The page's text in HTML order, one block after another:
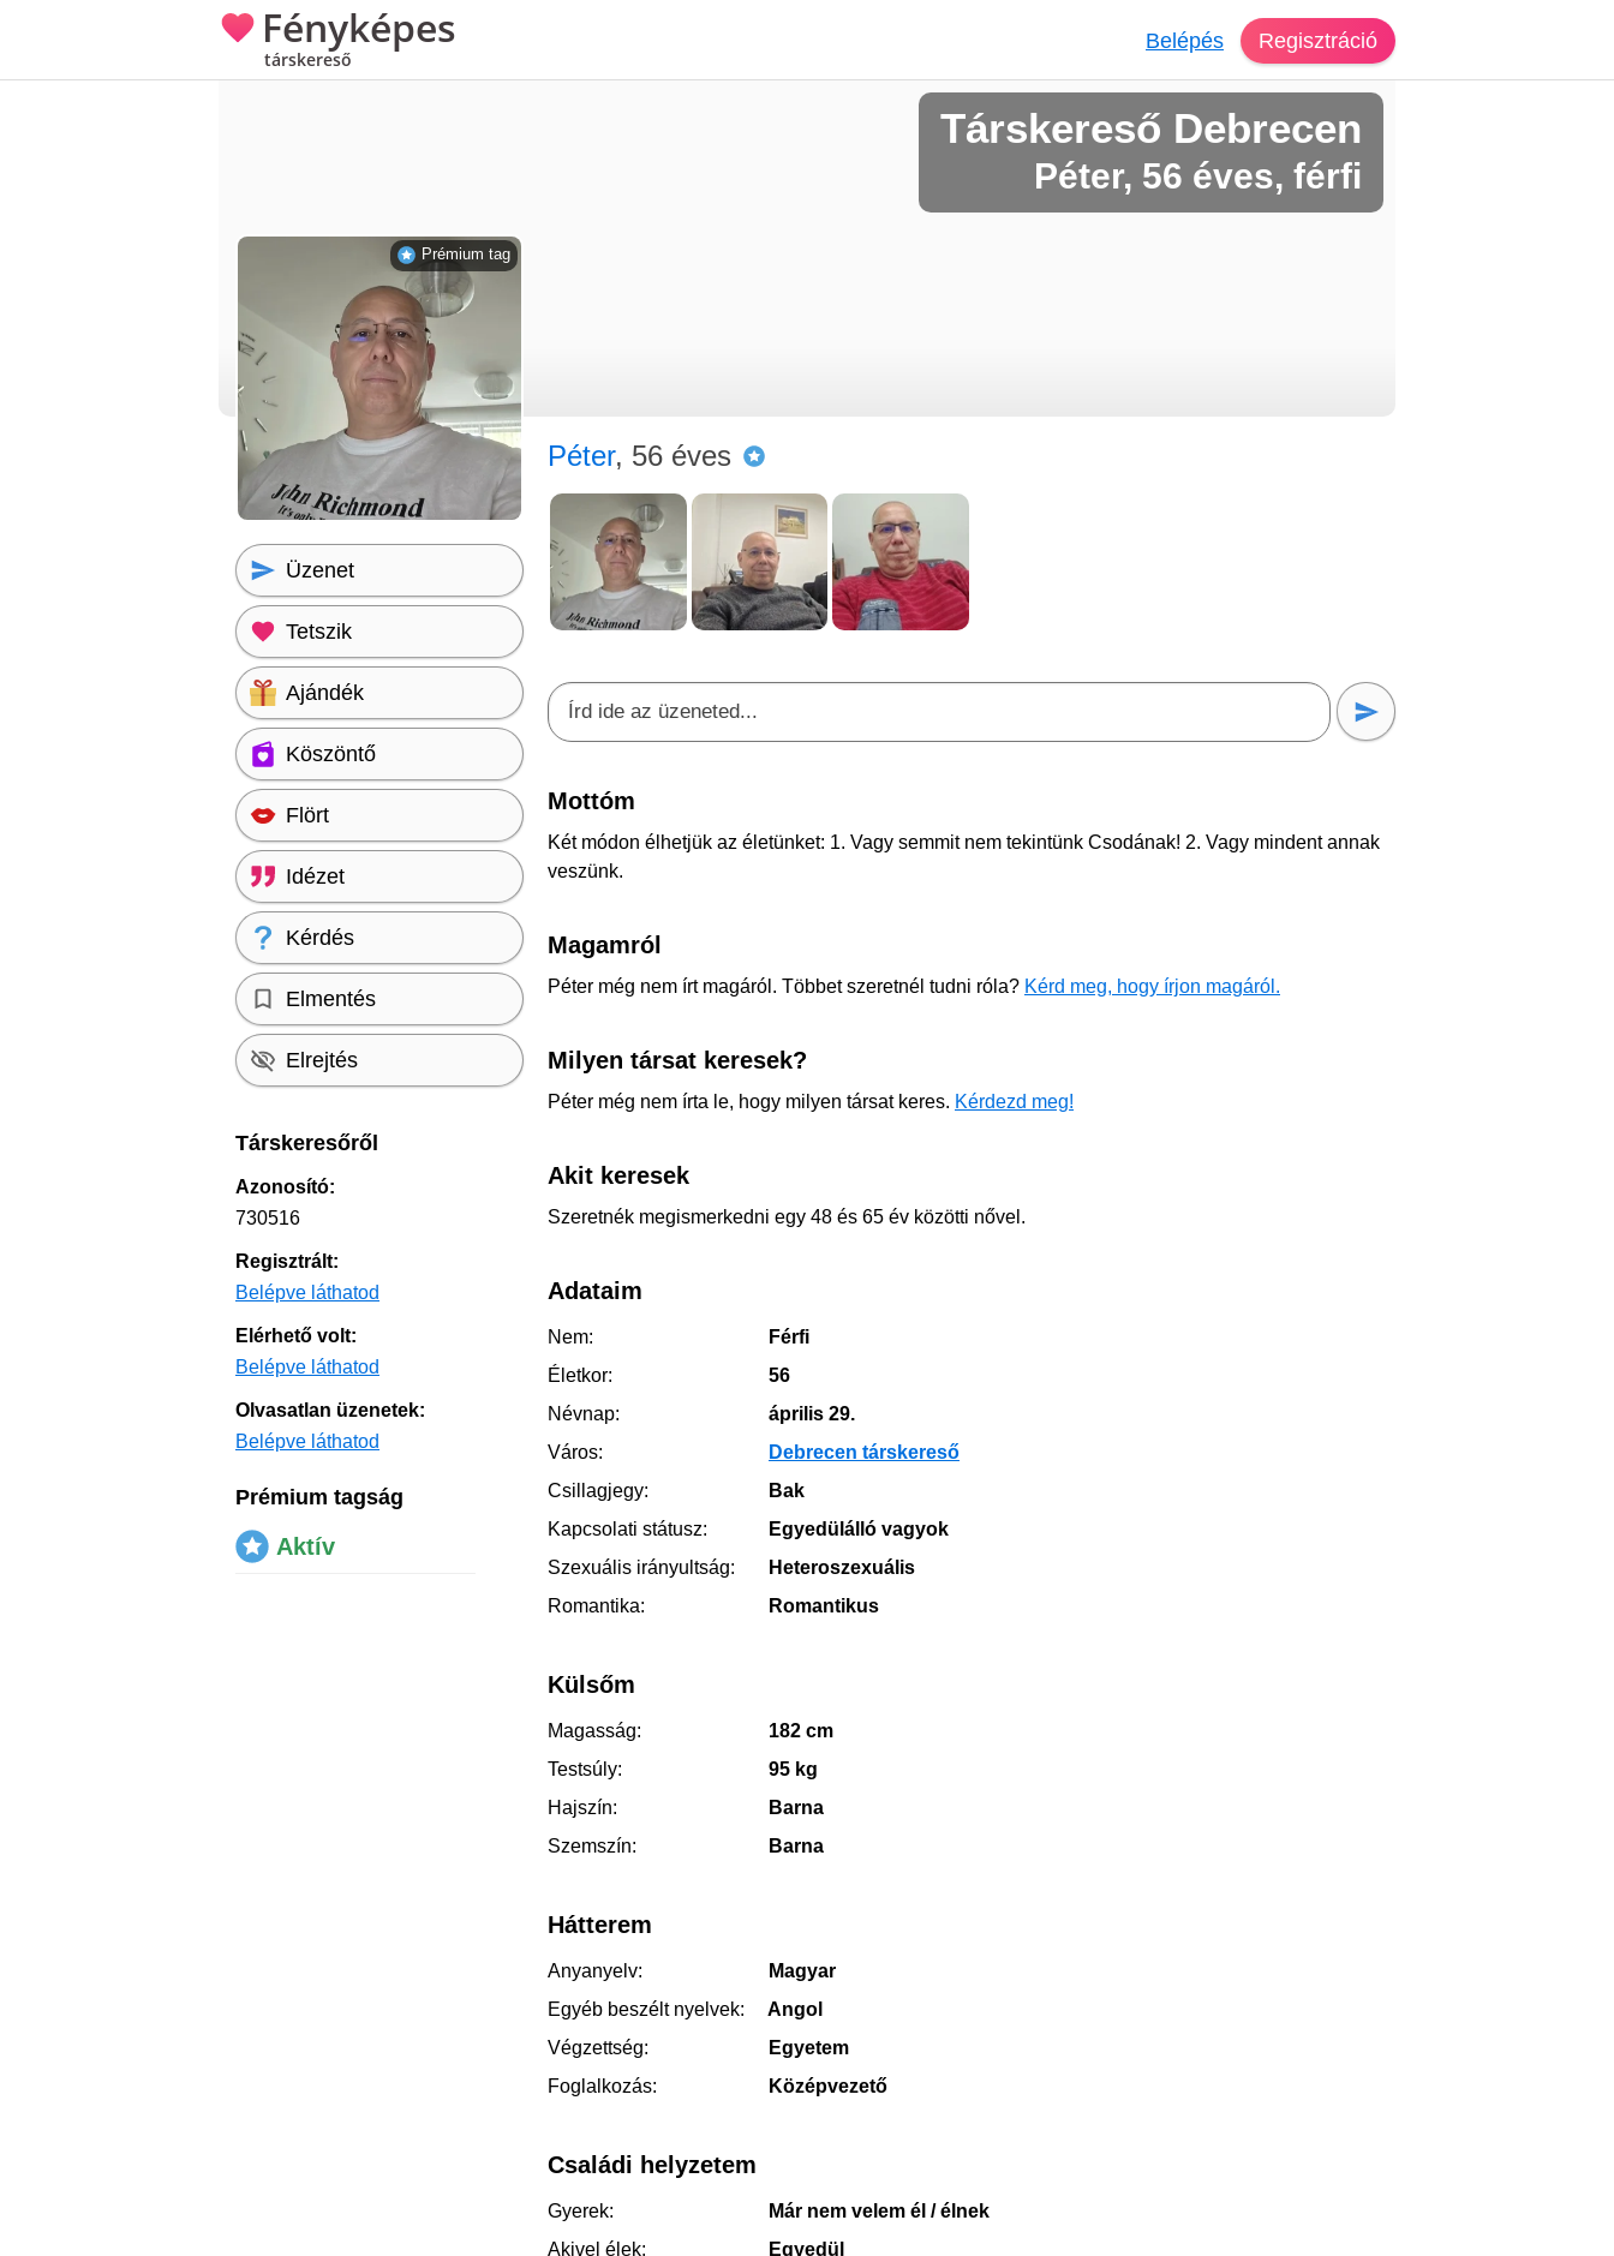
Fényképes
társkereső
Belépés Regisztráció
Társkereső Debrecen
Péter, 56 éves, férfi
Péter, 56 éves
Mottóm
Két módon élhetjük az életünket: 1. Vagy semmit nem tekintünk Csodának! 2. Vagy mindent annak
veszünk.
Magamról
Péter még nem írt magáról. Többet szeretnél tudni róla? Kérd meg, hogy írjon magáról.
Milyen társat keresek?
Péter még nem írta le, hogy milyen társat keres. Kérdezd meg!
Akit keresek
Szeretnék megismerkedni egy 48 és 65 év közötti nővel.
Adataim
Nem:
Férfi
Életkor:
56
Névnap:
április 29.
Város:
Debrecen társkereső
Csillagjegy:
Bak
Kapcsolati státusz:
Egyedülálló vagyok
Szexuális irányultság:
Heteroszexuális
Romantika:
Romantikus
Külsőm
Magasság:
182 cm
Testsúly:
95 kg
Hajszín:
Barna
Szemszín:
Barna
Hátterem
Anyanyelv:
Magyar
Egyéb beszélt nyelvek:
Angol
Végzettség:
Egyetem
Foglalkozás:
Középvezető
Családi helyzetem
Gyerek:
Már nem velem él / élnek
Akivel élek:
Egyedül
Prémium tag
Üzenet
Tetszik
Ajándék
Köszöntő
Flört
Idézet
Kérdés
Elmentés
Elrejtés
Társkeresőről
Azonosító:
730516
Regisztrált:
Belépve láthatod
Elérhető volt:
Belépve láthatod
Olvasatlan üzenetek:
Belépve láthatod
Prémium tagság
Aktív